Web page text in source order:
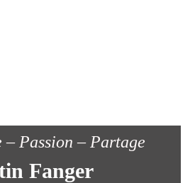
– Passion – Partage
Fanger